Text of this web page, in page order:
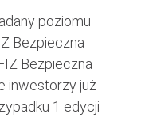
poziomu
Bezpieczna
Bezpieczna
inwestorzy już
1 edycji